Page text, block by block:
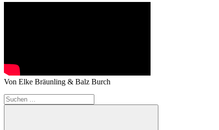
Von Elke Bräunling & Balz Burch
Suchen
nach: